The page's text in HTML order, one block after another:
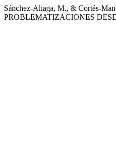
Sánchez-Aliaga, M., & Cortés-
PROBLEMATIZACIONES